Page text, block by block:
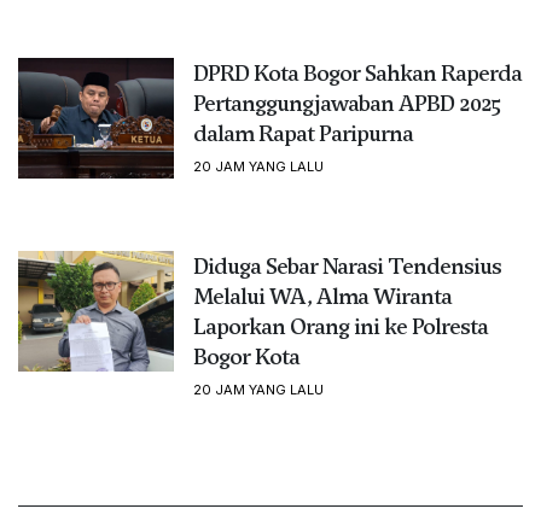
DPRD Kota Bogor Sahkan Raperda
Pertanggungjawaban APBD 2025
dalam Rapat Paripurna
20 JAM YANG LALU
Diduga Sebar Narasi Tendensius
Melalui WA, Alma Wiranta
Laporkan Orang ini ke Polresta
Bogor Kota
20 JAM YANG LALU